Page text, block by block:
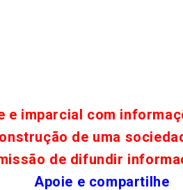
e imparcial com
de uma
de difundir
Apoie e compartilhe